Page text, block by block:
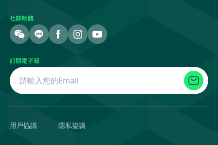
社群軟體
訂閱電子報
用戶協議 隱私協議